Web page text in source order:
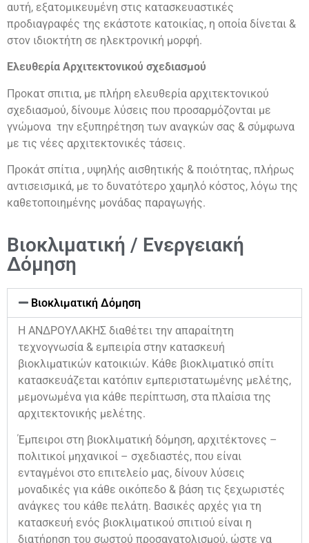
αυτή, εξατομικευμένη στις κατασκευαστικές
προδιαγραφές της εκάστοτε κατοικίας, η οποία δίνεται &
στον ιδιοκτήτη σε ηλεκτρονική μορφή.
Ελευθερία Αρχιτεκτονικού σχεδιασμού
Προκατ σπιτια, με πλήρη ελευθερία αρχιτεκτονικού
σχεδιασμού, δίνουμε λύσεις που προσαρμόζονται με
γνώμονα την εξυπηρέτηση των αναγκών σας & σύμφωνα
με τις νέες αρχιτεκτονικές τάσεις.
Προκάτ σπίτια , υψηλής αισθητικής & ποιότητας, πλήρως
αντισεισμικά, με το δυνατότερο χαμηλό κόστος, λόγω της
καθετοποιημένης μονάδας παραγωγής.
Βιοκλιματική / Ενεργειακή
Δόμηση
Βιοκλιματική Δόμηση
Η ΑΝΔΡΟΥΛΑΚΗΣ διαθέτει την απαραίτητη
τεχνογνωσία & εμπειρία στην κατασκευή
βιοκλιματικών κατοικιών. Κάθε βιοκλιματικό σπίτι
κατασκευάζεται κατόπιν εμπεριστατωμένης μελέτης,
μεμονωμένα για κάθε περίπτωση, στα πλαίσια της
αρχιτεκτονικής μελέτης.
Έμπειροι στη βιοκλιματική δόμηση, αρχιτέκτονες –
πολιτικοί μηχανικοί – σχεδιαστές, που είναι
ενταγμένοι στο επιτελείο μας, δίνουν λύσεις
μοναδικές για κάθε οικόπεδο & βάση τις ξεχωριστές
ανάγκες του κάθε πελάτη. Βασικές αρχές για τη
κατασκευή ενός βιοκλιματικού σπιτιού είναι η
διατήρηση του σωστού προσανατολισμού, ώστε να